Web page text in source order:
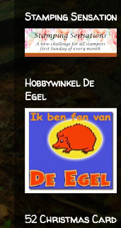
Stamping Sensation
Hobbywinkel De
Egel
52 Christmas Card